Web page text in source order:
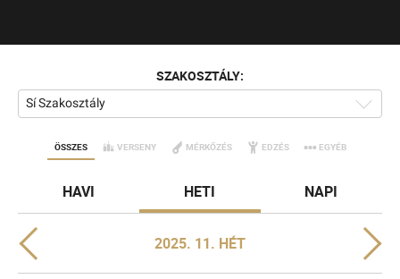
SZAKOSZTÁLY:
Sí Szakosztály
ÖSSZES VERSENY MÉRKŐZÉS EDZÉS EGYÉB
HAVI HETI NAPI
2025. 11. HÉT